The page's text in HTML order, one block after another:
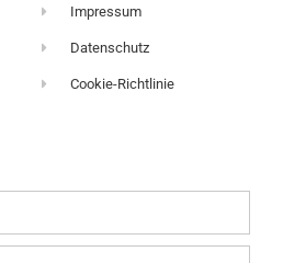
Impressum
Datenschutz
Cookie-Richtlinie